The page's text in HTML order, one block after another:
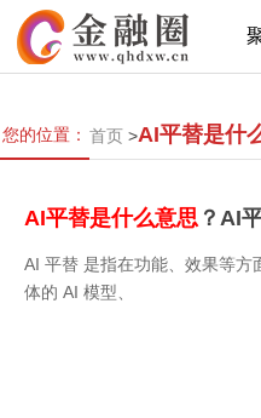
您的位置： 首页 >AI平替是什
AI平替是什么意思 ？AI
AI 平替 是指在功能、效果等方
体的 AI 模型、